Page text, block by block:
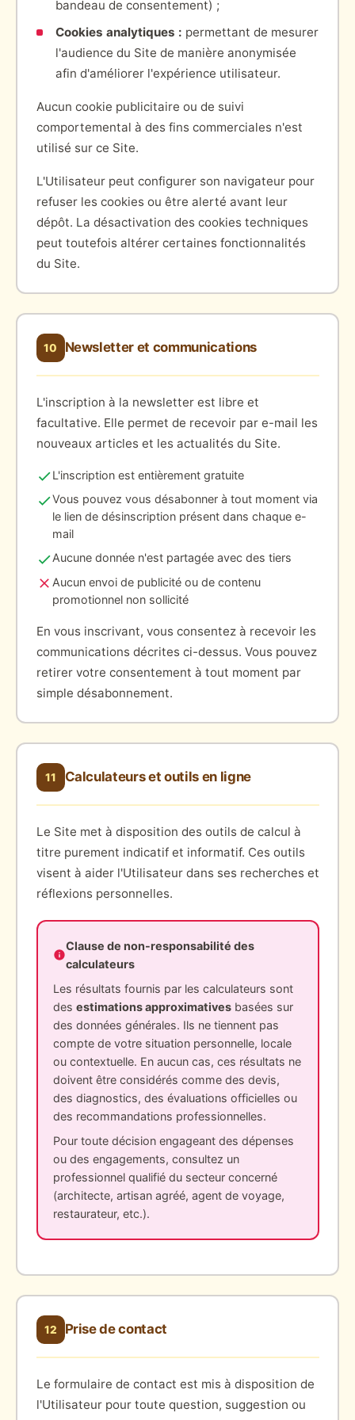
bandeau de consentement) ;
Cookies analytiques : permettant de mesurer
l'audience du Site de manière anonymisée
afin d'améliorer l'expérience utilisateur.
Aucun cookie publicitaire ou de suivi
comportemental à des fins commerciales n'est
utilisé sur ce Site.
L'Utilisateur peut configurer son navigateur pour
refuser les cookies ou être alerté avant leur
dépôt. La désactivation des cookies techniques
peut toutefois altérer certaines fonctionnalités
du Site.
10 Newsletter et communications
L'inscription à la newsletter est libre et
facultative. Elle permet de recevoir par e-mail les
nouveaux articles et les actualités du Site.
L'inscription est entièrement gratuite
Vous pouvez vous désabonner à tout moment via
le lien de désinscription présent dans chaque e-
mail
Aucune donnée n'est partagée avec des tiers
Aucun envoi de publicité ou de contenu
promotionnel non sollicité
En vous inscrivant, vous consentez à recevoir les
communications décrites ci-dessus. Vous pouvez
retirer votre consentement à tout moment par
simple désabonnement.
11 Calculateurs et outils en ligne
Le Site met à disposition des outils de calcul à
titre purement indicatif et informatif. Ces outils
visent à aider l'Utilisateur dans ses recherches et
réflexions personnelles.
Clause de non-responsabilité des
calculateurs
Les résultats fournis par les calculateurs sont
des estimations approximatives basées sur
des données générales. Ils ne tiennent pas
compte de votre situation personnelle, locale
ou contextuelle. En aucun cas, ces résultats ne
doivent être considérés comme des devis,
des diagnostics, des évaluations officielles ou
des recommandations professionnelles.
Pour toute décision engageant des dépenses
ou des engagements, consultez un
professionnel qualifié du secteur concerné
(architecte, artisan agréé, agent de voyage,
restaurateur, etc.).
12 Prise de contact
Le formulaire de contact est mis à disposition de
l'Utilisateur pour toute question, suggestion ou